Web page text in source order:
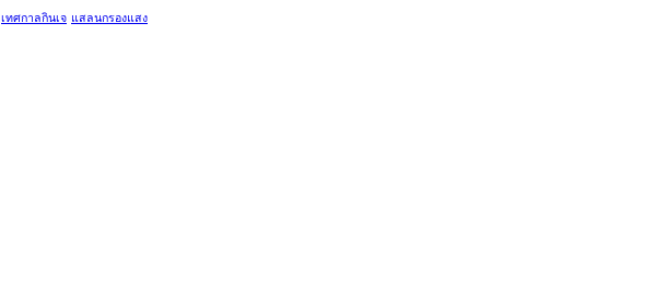
เทศกาลกินเจ แสลนกรองแสง